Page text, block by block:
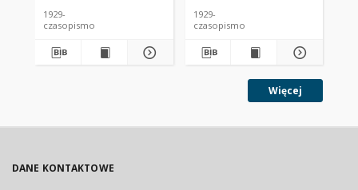
1929-
czasopismo
1929-
czasopismo
Więcej
DANE KONTAKTOWE